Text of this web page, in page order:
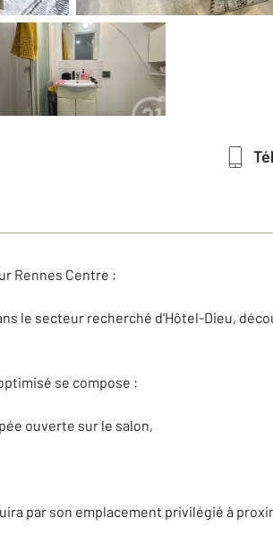
Rennes Centre :
le secteur recherché d'Hôtel-Dieu,
se compose :
ouverte sur le salon,
par son emplacement privilégié à